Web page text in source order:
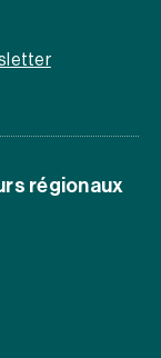
régionaux